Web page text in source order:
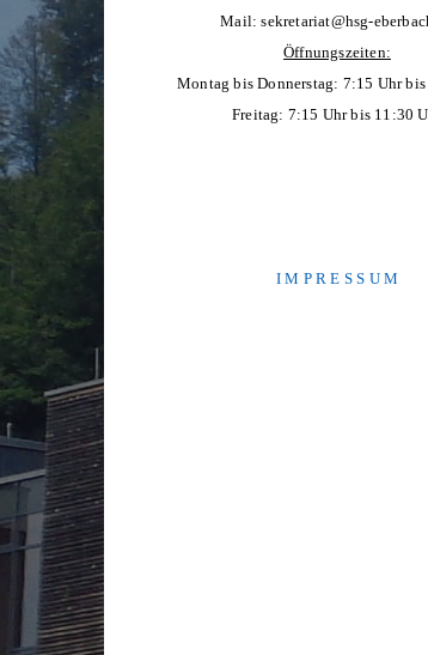
Mail:sekretariat@hsg-
Öffnungszeiten:
Montag bis Donnerstag: 7:15 Uhr
Freitag: 7:15 Uhr bis 11:30
I M P R E S S U M